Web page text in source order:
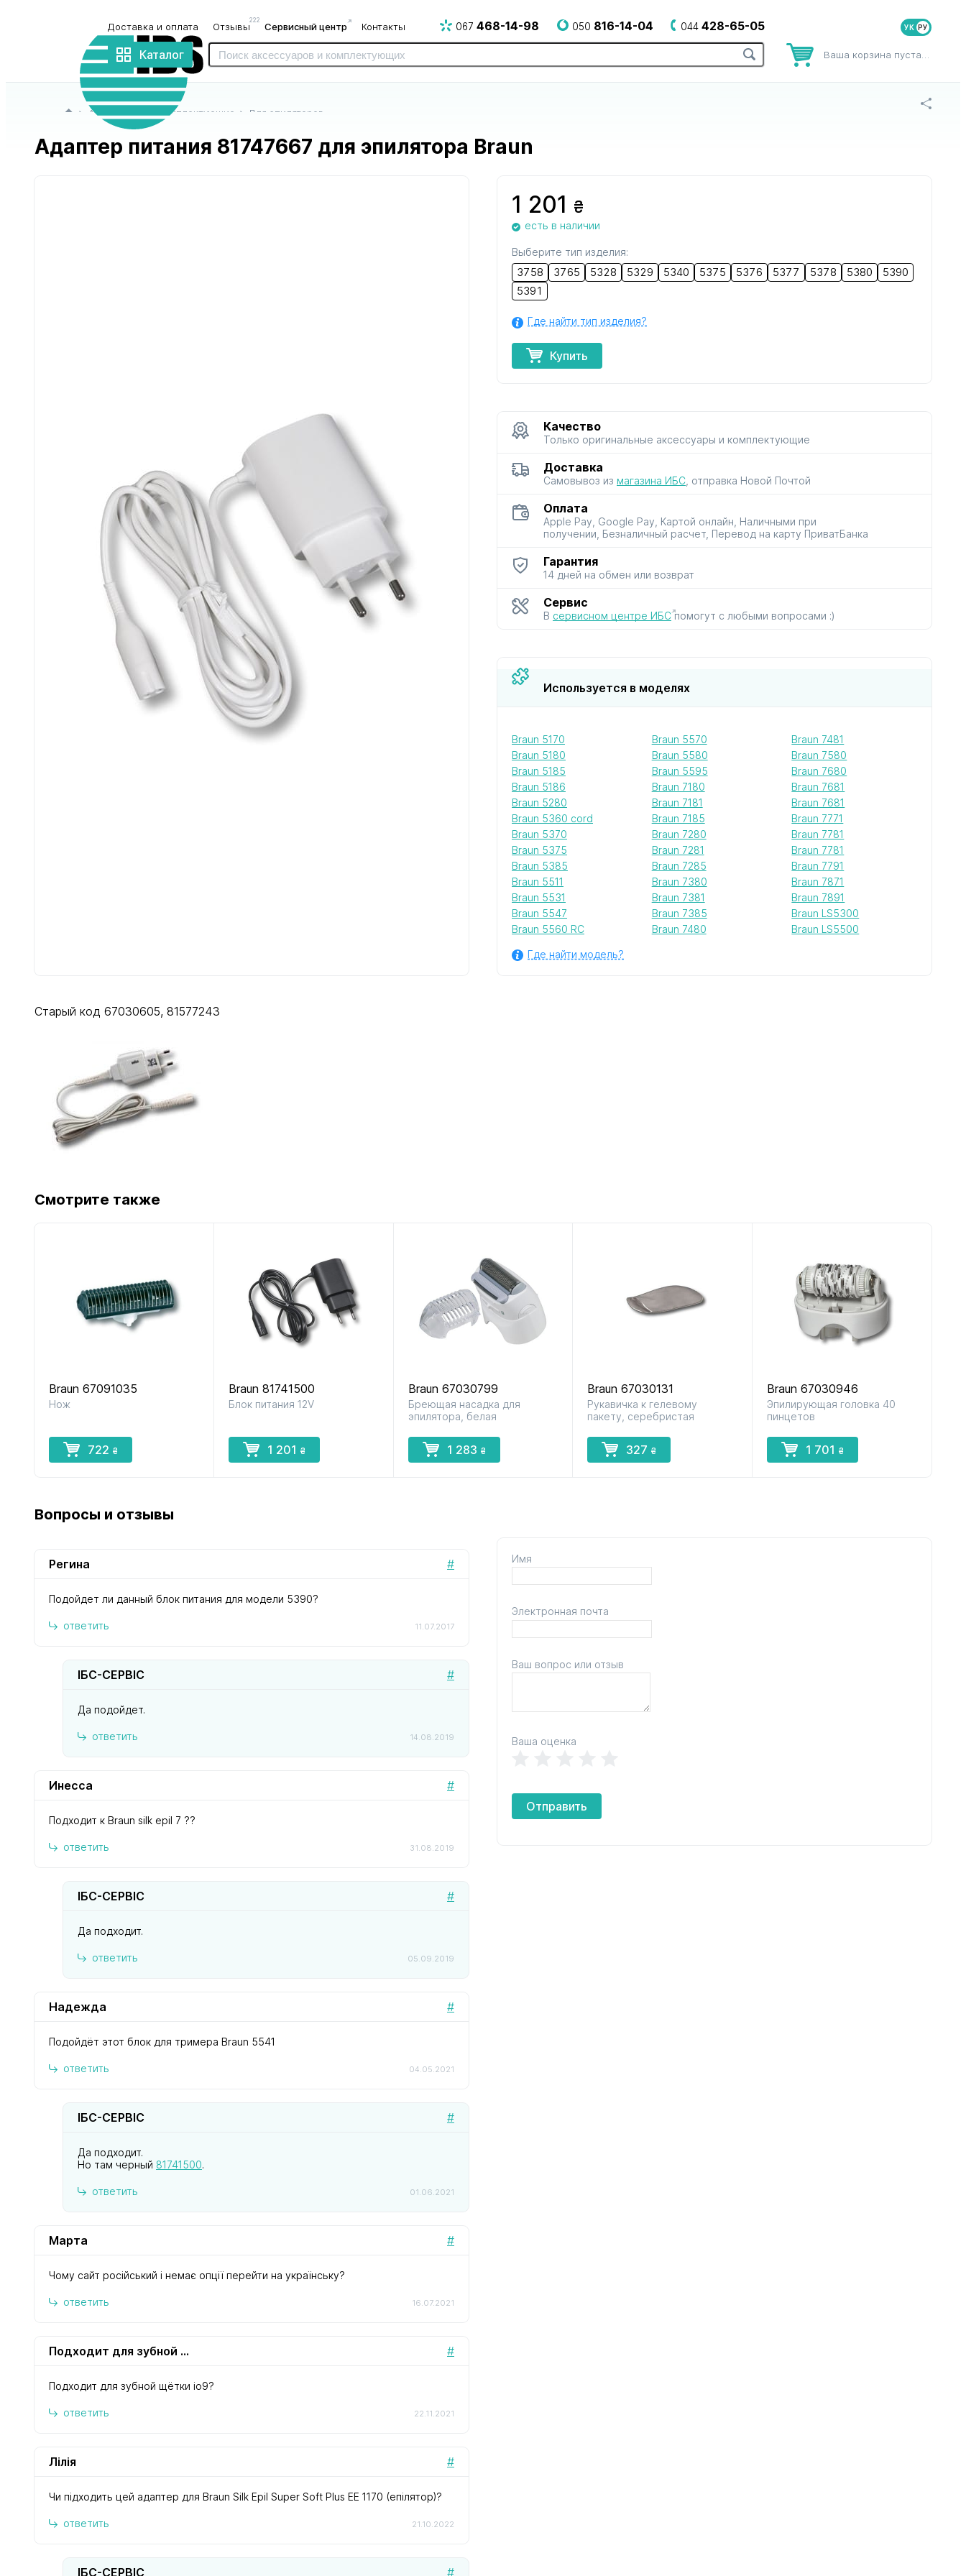
Интернет-
магазин
«IBS»
Каталог
для электрогрилей
для эпиляторов
для мясорубок
и сушилок
соковыжималок
для тостеров
и фритюрниц
для фенов
для чайников
Доставка и оплата Отзывы
222
Сервисный центр Контакты УК
067 468-14-98 050 816-14-04 044 428-65-05
Ваша корзина пуста…
Главная страница
Аксессуары и комплектующие Для эпиляторов
Адаптер питания 81747667 для эпилятора Braun
1 201 ₴
есть в наличии
Выберите тип изделия:
3758 3765 5328 5329 5340 5375 5376 5377 5378 5380
5390
5391
Где найти тип изделия?
Купить
Качество
Только оригинальные аксессуары и комплектующие
Доставка
Самовывоз из магазина ИБС , отправка Новой Почтой
Оплата
Apple Pay, Google Pay, Картой онлайн, Наличными при
получении, Безналичный расчет, Перевод на карту ПриватБанка
Гарантия
14 дней на обмен или возврат
Сервис
В сервисном центре ИБСпомогут с любыми вопросами :)
Используется в моделях
Braun 5170
Braun 5180
Braun 5185
Braun 5186
Braun 5280
Braun 5360 cord
Braun 5370
Braun 5375
Braun 5385
Braun 5511
Braun 5531
Braun 5547
Braun 5560 RC
Braun 5570
Braun 5580
Braun 5595
Braun 7180
Braun 7181
Braun 7185
Braun 7280
Braun 7281
Braun 7285
Braun 7380
Braun 7381
Braun 7385
Braun 7480
Braun 7481
Braun 7580
Braun 7680
Braun 7681
Braun 7681
Braun 7771
Braun 7781
Braun 7781
Braun 7791
Braun 7871
Braun 7891
Braun LS5300
Braun LS5500
Где найти модель?
Старый код 67030605, 81577243
Смотрите также
Braun 67091035
Нож
722 ₴
Braun 81741500
Блок питания 12V
1 201 ₴
Braun 67030799
Бреющая насадка для
эпилятора, белая
1 283 ₴
Braun 67030131
Рукавичка к гелевому
пакету, серебристая
327 ₴
Braun 67030946
Эпилирующая головка 40
пинцетов
1 701 ₴
Вопросы и отзывы
#
Регина
11.07.2017
Подойдет ли данный блок питания для модели 5390?
ответить
#
ІБС-СЕРВІС
14.08.2019
Да подойдет.
ответить
#
Инесса
31.08.2019
Подходит к Braun silk epil 7 ??
ответить
#
ІБС-СЕРВІС
05.09.2019
Да подходит.
ответить
#
Надежда
04.05.2021
Подойдёт этот блок для тримера Braun 5541
ответить
#
ІБС-СЕРВІС
01.06.2021
Да подходит.
Но там черный 81741500.
ответить
#
Марта
16.07.2021
Чому сайт російський і немає опції перейти на українську?
ответить
#
Подходит для зубной щётки io9?
22.11.2021
Подходит для зубной щётки io9?
ответить
#
Лілія
21.10.2022
Чи підходить цей адаптер для Braun Silk Epil Super Soft Plus EE 1170 (епілятор)?
ответить
#
ІБС-СЕРВІС
Имя
Электронная почта
Ваш вопрос или отзыв
Ваша оценка
Отправить